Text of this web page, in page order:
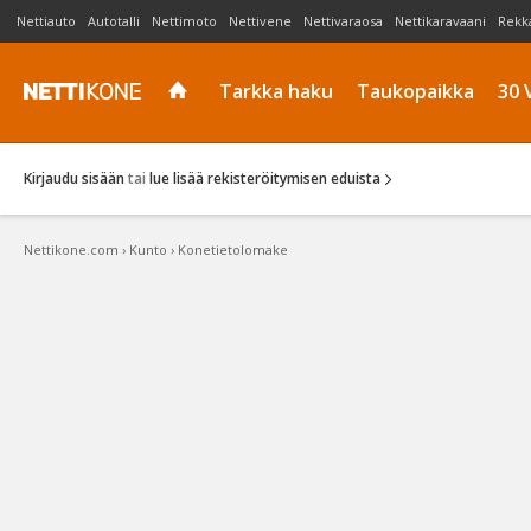
Nettiauto Autotalli Nettimoto Nettivene Nettivaraosa Nettikaravaani
Tarkka haku Taukopaikka 30
Kirjaudu sisään tai lue lisää rekisteröitymisen eduista
Nettikone.com › Kunto › Konetietolomake